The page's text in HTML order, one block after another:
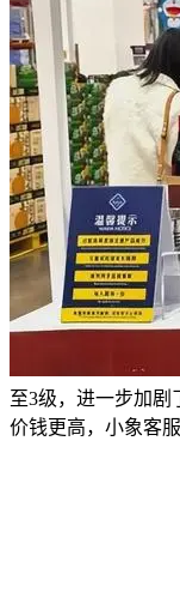
至3级，进一步加剧
价钱更高，小象客